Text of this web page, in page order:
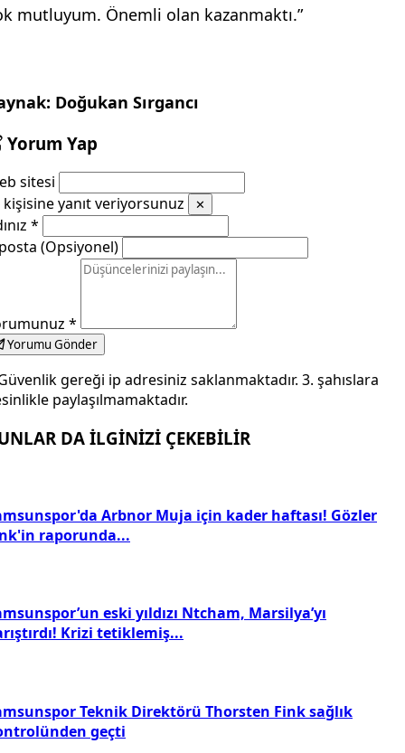
mutluyum. Önemli olan kazanmaktı.”
Doğukan Sırgancı
Yorum Yap
sitesi
kişisine yanıt veriyorsunuz
✕
*
(Opsiyonel)
*
Yorumu Gönder
gereği ip adresiniz saklanmaktadır. 3. şahıslara
paylaşılmamaktadır.
DA İLGİNİZİ ÇEKEBİLİR
Arbnor Muja için kader haftası! Gözler
raporunda...
eski yıldızı Ntcham, Marsilya’yı
Krizi tetiklemiş...
Teknik Direktörü Thorsten Fink sağlık
geçti